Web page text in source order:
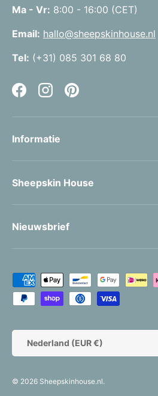
Ma - Vr: 8:00 - 16:00 (CET)
Email: hallo@sheepskinhouse.nl
Tel: (+31) 085 301 68 80
FacebookInstagramPinterest
Informatie
Sheepskin House
Nieuwsbrief
Geaccepteerde betaalmethoden
Nederland (EUR €)
© 2026 Sheepskinhouse.nl.